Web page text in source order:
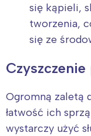
się kąpieli,
tworzenia,
się ze
Czyszczenie
Ogromną zaletą
łatwość ich
wystarczy użyć